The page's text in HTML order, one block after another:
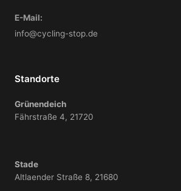
E-Mail:
info@cycling-stop.de
Standorte
Grünendeich
Fährstraße 4, 21720
Stade
Altlaender Straße 8, 21680